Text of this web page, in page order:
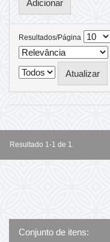
Resultados/Página
Resultado 1-1 de 1.
Conjunto de itens: